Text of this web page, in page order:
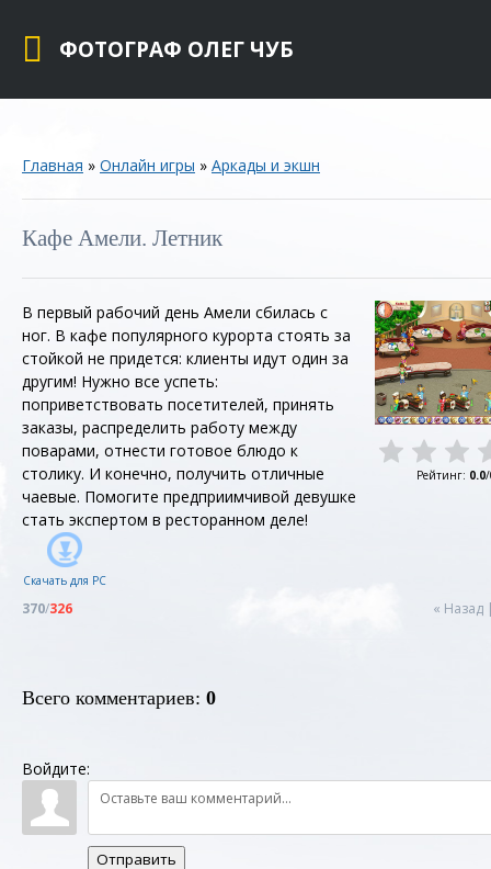
ФОТОГРАФ ОЛЕГ ЧУБ
Главная » Онлайн игры » Аркады и экшн
Кафе Амели. Летник
В первый рабочий день Амели сбилась с
ног. В кафе популярного курорта стоять за
стойкой не придется: клиенты идут один за
другим! Нужно все успеть:
поприветствовать посетителей, принять
заказы, распределить работу между
поварами, отнести готовое блюдо к
столику. И конечно, получить отличные
чаевые. Помогите предприимчивой девушке
стать экспертом в ресторанном деле!
Скачать для PC
Рейтинг: 0.0/
« Назад
370/326
Всего комментариев: 0
Войдите:
Отправить